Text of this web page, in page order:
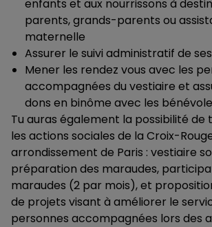
enfants et aux nourrissons à
parents, grands-parents ou
maternelle
Assurer le suivi administratif de
Mener les rendez vous avec les
accompagnées du vestiaire et
dons en binôme avec les
Tu auras également la possibilité de
les actions sociales de la Croix-
arrondissement de Paris : vestiaire
préparation des maraudes,
maraudes (2 par mois), et
de projets visant à améliorer le
personnes accompagnées lors des